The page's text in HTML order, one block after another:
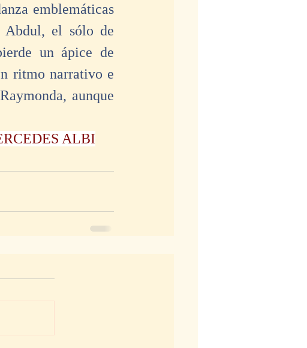
emblemáticas
Abdul, el sólo de
un ápice de
ritmo narrativo e
aunque
ALBI